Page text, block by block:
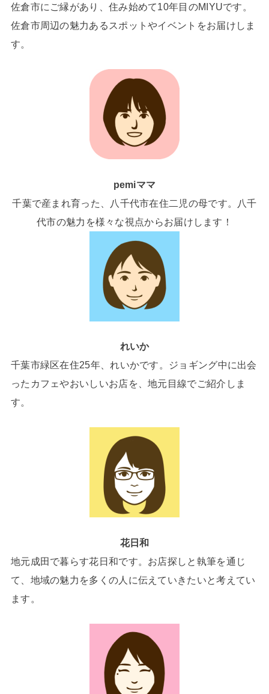
佐倉市にご縁があり、住み始めて10年目のMIYUです。
佐倉市周辺の魅力あるスポットやイベントをお届けしま
す。
pemiママ
千葉で産まれ育った、八千代市在住二児の母です。八千
代市の魅力を様々な視点からお届けします！
れいか
千葉市緑区在住25年、れいかです。ジョギング中に出会
ったカフェやおいしいお店を、地元目線でご紹介しま
す。
花日和
地元成田で暮らす花日和です。お店探しと執筆を通じ
て、地域の魅力を多くの人に伝えていきたいと考えてい
ます。